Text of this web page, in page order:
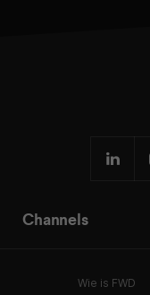
Channels
Wie is FWD